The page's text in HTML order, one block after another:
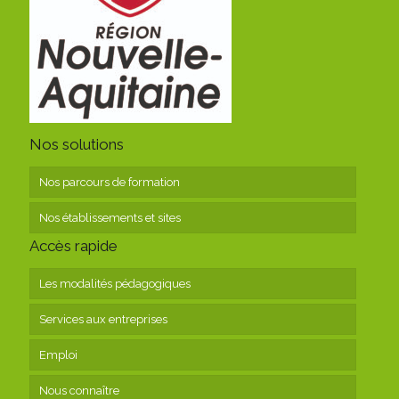
Nos solutions
Nos parcours de formation
Nos établissements et sites
Accès rapide
Les modalités pédagogiques
Services aux entreprises
Emploi
Nous connaître